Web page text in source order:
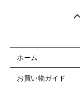
ホーム
お買い物ガイド